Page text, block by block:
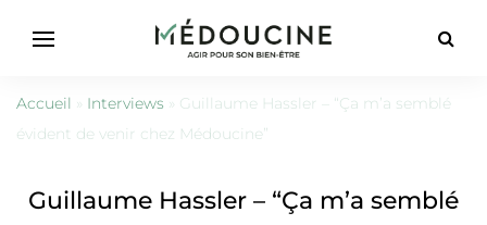
Accueil » Interviews » Guillaume Hassler – “Ça m’a semblé
évident de venir chez Médoucine”
Guillaume Hassler – “Ça m’a semblé